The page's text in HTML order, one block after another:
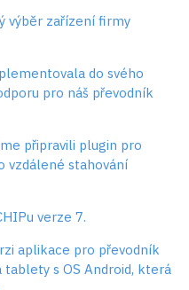
výběr zařízení firmy
do svého
pro náš převodník
připravili plugin pro
vzdálené stahování
verze 7.
aplikace pro převodník
s OS Android, která